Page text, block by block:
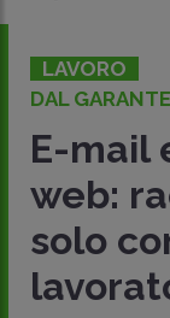
LAVORO
DAL
E-mail
web:
solo